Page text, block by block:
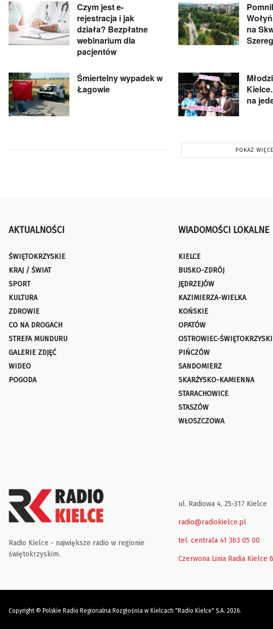
Czym jest e-
rejestracja i jak
działa? Bezpłatne
webinarium dla
pacjentów
na
Śmiertelny wypadek w
Łagowie
na
POKAŻ
AKTUALNOŚCI
ŚWIĘTOKRZYSKIE
KRAJ / ŚWIAT
SPORT
KULTURA
ZDROWIE
CO NA DROGACH
STREFA MUNDURU
GALERIE ZDJĘĆ
WIDEO
POGODA
WIADOMOŚCI LOKALNE
KIELCE
BUSKO-ZDRÓJ
JĘDRZEJÓW
KAZIMIERZA-WIELKA
KOŃSKIE
OPATÓW
OSTROWIEC-ŚWIĘTOKRZYSKI
PIŃCZÓW
SANDOMIERZ
SKARŻYSKO-KAMIENNA
STARACHOWICE
STASZÓW
WŁOSZCZOWA
Radio Kielce - największe radio w regionie
świętokrzyskim.
ul. Radiowa 4, 25-317 Kielce
radio@radiokielce.pl
tel. centrala 41 363 05 00
Czerwona Linia Radia Kielce
Copyright © Polskie Radio Regionalna Rozgłośnia w Kielcach "Radio Kielce" S.A. 2026.